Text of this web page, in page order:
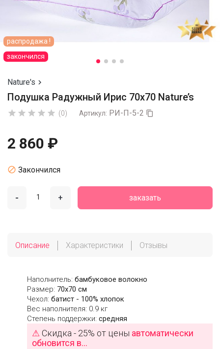
распродажа !
закончился
Nature's 
Подушка Радужный Ирис 70x70 Nature’s
     (0) Артикул: РИ-П-5-2 
2 860 ₽
 Закончился
- + заказать
Описание Характеристики Отзывы
Наполнитель: бамбуковое волокно
Размер: 70х70 см
Чехол: батист - 100% хлопок
Вес наполнителя: 0.9 кг
Степень поддержки: средняя
⚠ Скидка - 25% от цены автоматически
обновится в...